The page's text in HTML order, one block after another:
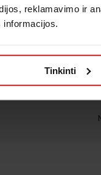
reklamavimo ir
informacijos.
Tinkinti